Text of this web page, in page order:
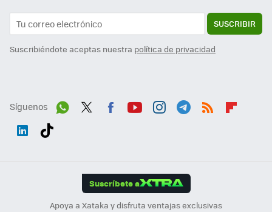
SUSCRIBIR
Suscribiéndote aceptas nuestra política de privacidad
Síguenos
Suscríbete a
Apoya a Xataka y disfruta ventajas exclusivas